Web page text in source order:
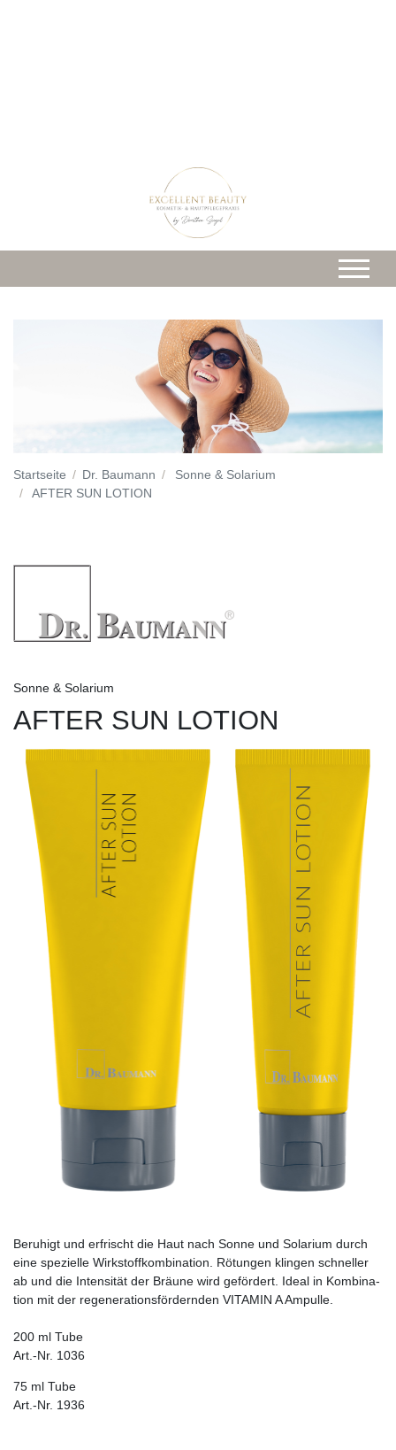
Startseite Dr. Baumann
Sonne & Solarium
AFTER SUN LOTION
Sonne & Solarium
AFTER SUN LOTION
Beruhigt und erfrischt die Haut nach Sonne und Solarium durch
eine spezielle Wirkstoffkombina­tion. Rötun­gen klingen schneller
ab und die Intensität der Bräune wird gefördert. Ideal in Kombina­
tion mit der regenerationsfördernden VITAMIN A Ampulle.
200 ml Tube
Art.-Nr. 1036
75 ml Tube
Art.-Nr. 1936